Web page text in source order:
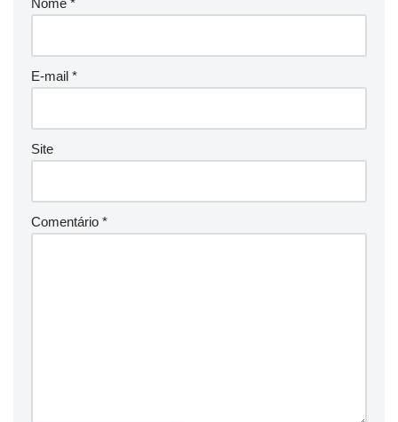
Nome *
E-mail *
Site
Comentário *